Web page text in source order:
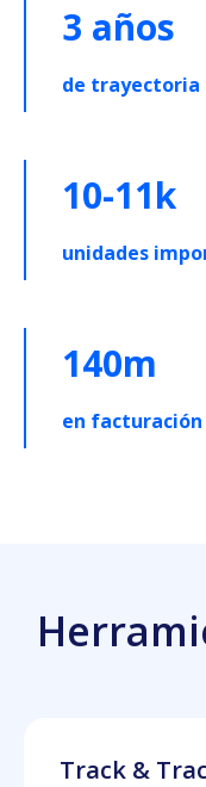
3 años
de trayectoria
10-11k
unidades
140m
en facturación
Track &